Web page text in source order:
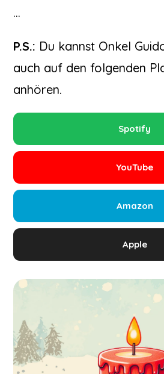
…
P.S.: Du kannst Onkel
auch auf den folgenden
anhören.
Spotify
YouTube
Amazon
Apple